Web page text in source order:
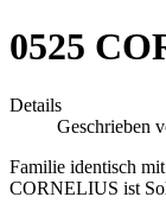
0525
Details
Geschrieben
Familie identisch
CORNELIUS ist